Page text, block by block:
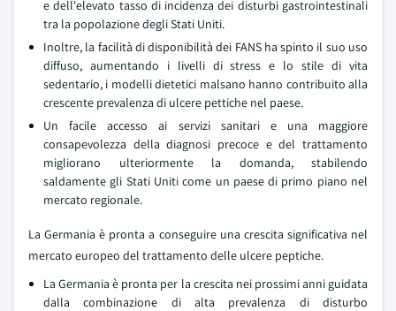
e dell'elevato tasso di incidenza dei disturbi gastrointestinali
tra la popolazione degli Stati Uniti.
Inoltre, la facilità di disponibilità dei FANS ha spinto il suo uso
diffuso, aumentando i livelli di stress e lo stile di vita
sedentario, i modelli dietetici malsano hanno contribuito alla
crescente prevalenza di ulcere pettiche nel paese.
Un facile accesso ai servizi sanitari e una maggiore
consapevolezza della diagnosi precoce e del trattamento
migliorano ulteriormente la domanda, stabilendo
saldamente gli Stati Uniti come un paese di primo piano nel
mercato regionale.
La Germania è pronta a conseguire una crescita significativa nel
mercato europeo del trattamento delle ulcere peptiche.
La Germania è pronta per la crescita nei prossimi anni guidata
dalla combinazione di alta prevalenza di disturbo